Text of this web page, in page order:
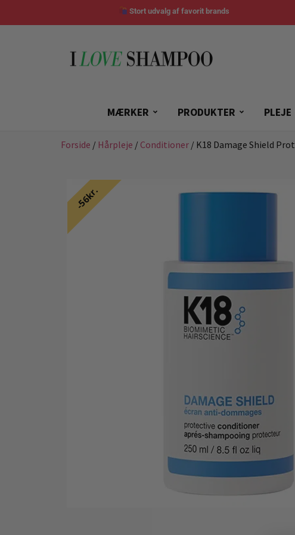
Stort udvalg af favorit brands
MÆRKER PRODUKTER PLEJE
Forside / Hårpleje / Conditioner / K18 Damage Shield
56kr.